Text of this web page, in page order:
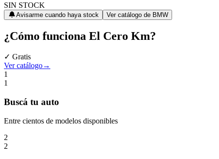
SIN STOCK
Avisarme cuando haya stock Ver catálogo de BMW
¿Cómo funciona El Cero Km?
✓ Gratis
Ver catálogo→
1
1
Buscá tu auto
Entre cientos de modelos disponibles
2
2